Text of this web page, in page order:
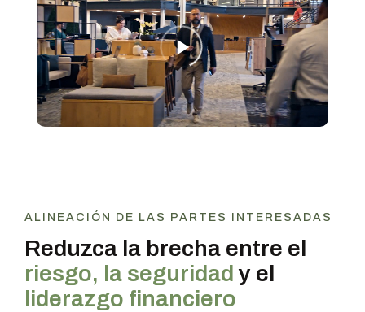
ALINEACIÓN DE LAS PARTES INTERESADAS
Reduzca la brecha entre el
riesgo, la seguridad y el
liderazgo financiero